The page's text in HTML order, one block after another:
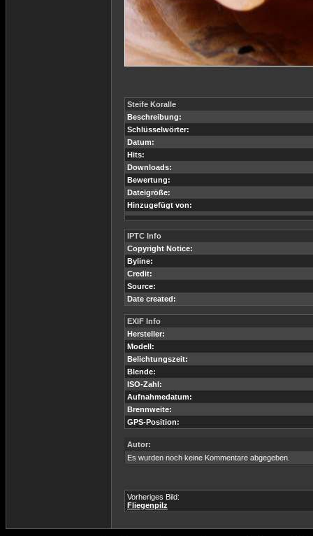
Steife Koralle
Beschreibung:
Schlüsselwörter:
Datum:
Hits:
Downloads:
Bewertung:
Dateigröße:
Hinzugefügt von:
IPTC Info
Copyright Notice:
Byline:
Credit:
Source:
Date created:
EXIF Info
Hersteller:
Modell:
Belichtungszeit:
Blende:
ISO-Zahl:
Aufnahmedatum:
Brennweite:
GPS-Position:
Autor:
Es wurden noch keine Kommentare abgegeben.
Vorheriges Bild:
Fliegenpilz